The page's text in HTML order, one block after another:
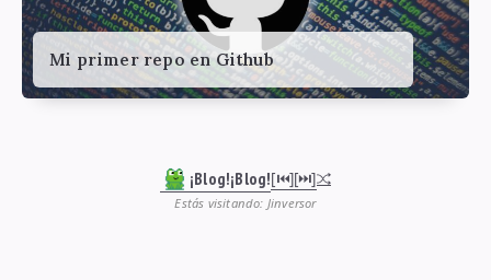
Mi primer repo en Github
¡Blog!¡Blog![⏮︎][⏭︎]
Estás visitando: Jinversor